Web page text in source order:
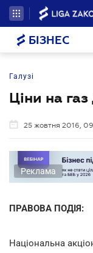
БІЗНЕС
Галузі
Ціни на газ
25 жовтня 2016,
Реклама
ПРАВОВА ПОДІЯ:
Національна